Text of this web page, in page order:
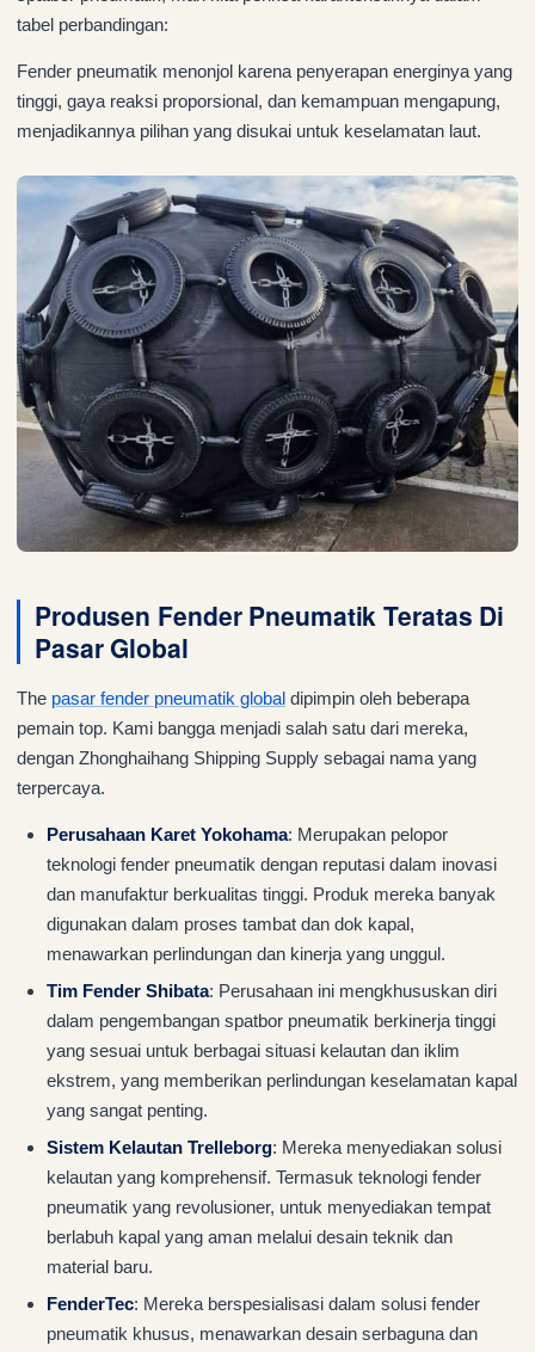
tabel perbandingan:
Fender pneumatik menonjol karena penyerapan energinya yang
tinggi, gaya reaksi proporsional, dan kemampuan mengapung,
menjadikannya pilihan yang disukai untuk keselamatan laut.
Produsen Fender Pneumatik Teratas Di
Pasar Global
The pasar fender pneumatik global dipimpin oleh beberapa
pemain top. Kami bangga menjadi salah satu dari mereka,
dengan Zhonghaihang Shipping Supply sebagai nama yang
terpercaya.
Perusahaan Karet Yokohama: Merupakan pelopor
teknologi fender pneumatik dengan reputasi dalam inovasi
dan manufaktur berkualitas tinggi. Produk mereka banyak
digunakan dalam proses tambat dan dok kapal,
menawarkan perlindungan dan kinerja yang unggul.
Tim Fender Shibata: Perusahaan ini mengkhususkan diri
dalam pengembangan spatbor pneumatik berkinerja tinggi
yang sesuai untuk berbagai situasi kelautan dan iklim
ekstrem, yang memberikan perlindungan keselamatan kapal
yang sangat penting.
Sistem Kelautan Trelleborg: Mereka menyediakan solusi
kelautan yang komprehensif. Termasuk teknologi fender
pneumatik yang revolusioner, untuk menyediakan tempat
berlabuh kapal yang aman melalui desain teknik dan
material baru.
FenderTec: Mereka berspesialisasi dalam solusi fender
pneumatik khusus, menawarkan desain serbaguna dan